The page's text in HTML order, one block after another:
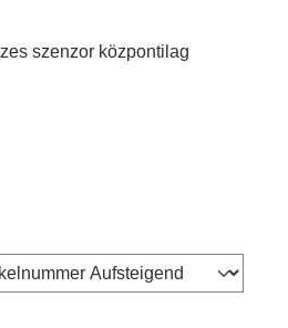
szenzor központilag